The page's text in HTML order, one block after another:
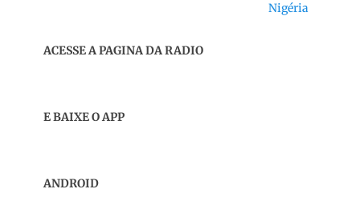
Nigéria
ACESSE A PAGINA DA RADIO
E BAIXE O APP
ANDROID